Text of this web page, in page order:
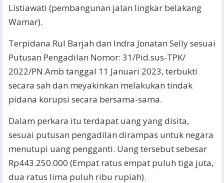
Listiawati (pembangunan jalan lingkar belakang
Wamar).
Terpidana Rul Barjah dan Indra Jonatan Selly sesuai
Putusan Pengadilan Nomor: 31/Pid.sus-TPK/
2022/PN.Amb tanggal 11 Januari 2023, terbukti
secara sah dan meyakinkan melakukan tindak
pidana korupsi secara bersama-sama.
Dalam perkara itu terdapat uang yang disita,
sesuai putusan pengadilan dirampas untuk negara
menutupi uang pengganti. Uang tersebut sebesar
Rp443.250.000 (Empat ratus empat puluh tiga juta,
dua ratus lima puluh ribu rupiah).